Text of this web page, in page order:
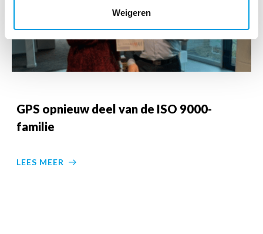
Weigeren
GPS opnieuw deel van de ISO 9000-
familie
LEES MEER